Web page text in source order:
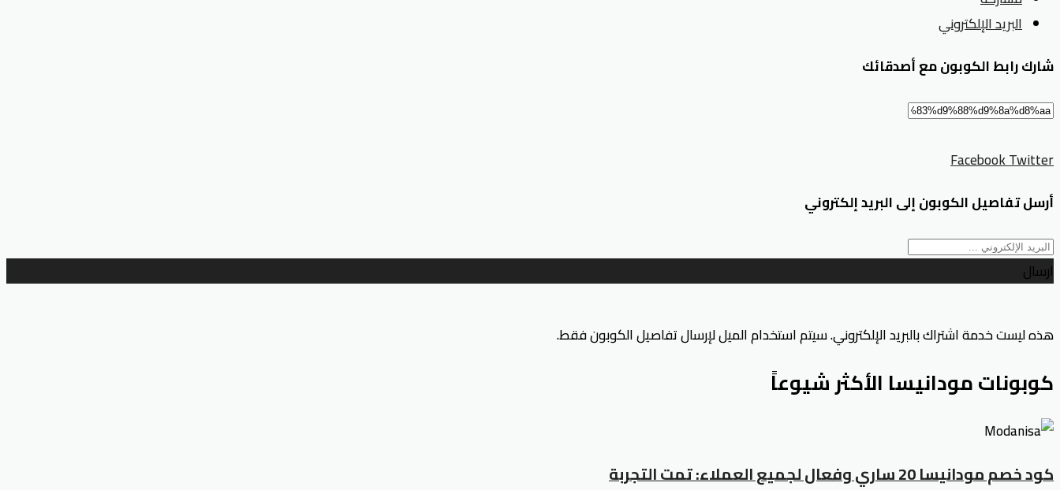
البريد الإلكتروني
شارك رابط الكوبون مع أصدقائك
FacebookTwitter
أرسل تفاصيل الكوبون إلى البريد إلكتروني
ارسال
هذه ليست خدمة اشتراك بالبريد الإلكتروني. سيتم استخدام الميل لإرسال تفاصيل الكوبون فقط.
كوبونات مودانيسا الأكثر شيوعاً
كود خصم مودانيسا 20 ساري وفعال لجميع العملاء: تمت التجربة